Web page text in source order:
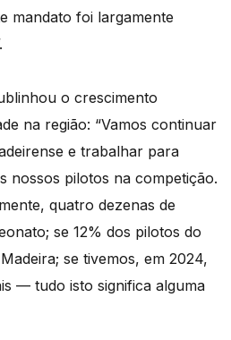
mandato foi largamente
o crescimento
na região: “Vamos continuar
e trabalhar para
nossos pilotos na competição.
quatro dezenas de
se 12% dos pilotos do
se tivemos, em 2024,
— tudo isto significa alguma